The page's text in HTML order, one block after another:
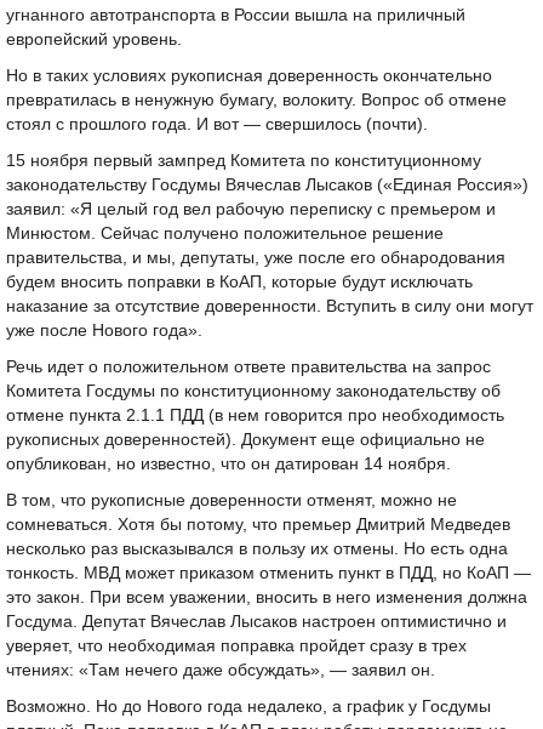
угнанного автотранспорта в России вышла на приличный
европейский уровень.
Но в таких условиях рукописная доверенность окончательно
превратилась в ненужную бумагу, волокиту. Вопрос об отмене
стоял с прошлого года. И вот — свершилось (почти).
15 ноября первый зампред Комитета по конституционному
законодательству Госдумы Вячеслав Лысаков («Единая Россия»)
заявил: «Я целый год вел рабочую переписку с премьером и
Минюстом. Сейчас получено положительное решение
правительства, и мы, депутаты, уже после его обнародования
будем вносить поправки в КоАП, которые будут исключать
наказание за отсутствие доверенности. Вступить в силу они могут
уже после Нового года».
Речь идет о положительном ответе правительства на запрос
Комитета Госдумы по конституционному законодательству об
отмене пункта 2.1.1 ПДД (в нем говорится про необходимость
рукописных доверенностей). Документ еще официально не
опубликован, но известно, что он датирован 14 ноября.
В том, что рукописные доверенности отменят, можно не
сомневаться. Хотя бы потому, что премьер Дмитрий Медведев
несколько раз высказывался в пользу их отмены. Но есть одна
тонкость. МВД может приказом отменить пункт в ПДД, но КоАП —
это закон. При всем уважении, вносить в него изменения должна
Госдума. Депутат Вячеслав Лысаков настроен оптимистично и
уверяет, что необходимая поправка пройдет сразу в трех
чтениях: «Там нечего даже обсуждать», — заявил он.
Возможно. Но до Нового года недалеко, а график у Госдумы